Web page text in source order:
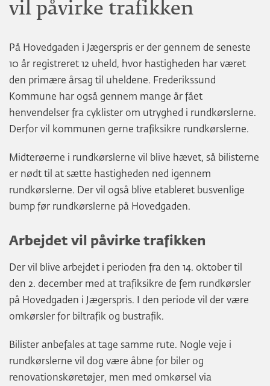
vil påvirke trafikken
På Hovedgaden i Jægerspris er der gennem de seneste
10 år registreret 12 uheld, hvor hastigheden har været
den primære årsag til uheldene. Frederikssund
Kommune har også gennem mange år fået
henvendelser fra cyklister om utryghed i rundkørslerne.
Derfor vil kommunen gerne trafiksikre rundkørslerne.
Midterøerne i rundkørslerne vil blive hævet, så bilisterne
er nødt til at sætte hastigheden ned igennem
rundkørslerne. Der vil også blive etableret busvenlige
bump før rundkørslerne på Hovedgaden.
Arbejdet vil påvirke trafikken
Der vil blive arbejdet i perioden fra den 14. oktober til
den 2. december med at trafiksikre de fem rundkørsler
på Hovedgaden i Jægerspris. I den periode vil der være
omkørsler for biltrafik og bustrafik.
Bilister anbefales at tage samme rute. Nogle veje i
rundkørslerne vil dog være åbne for biler og
renovationskøretøjer, men med omkørsel via